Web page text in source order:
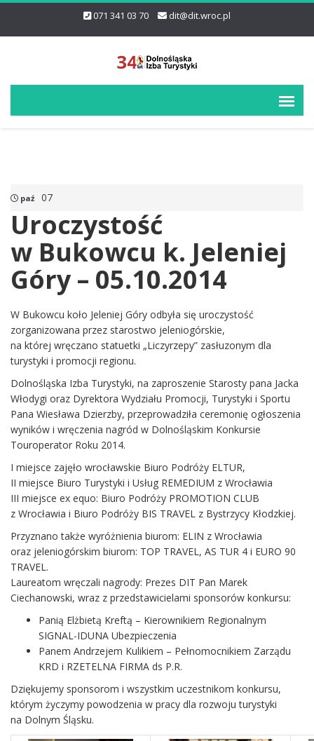
071 341 03 70 dit@dit.wroc.pl
paź 07
Uroczystość
w Bukowcu k. Jeleniej
Góry – 05.10.2014
W Bukowcu koło Jeleniej Góry odbyła się uroczystość
zorganizowana przez starostwo jeleniogórskie,
na której wręczano statuetki „Liczyrzepy” zasłuzonym dla
turystyki i promocji regionu.
Dolnośląska Izba Turystyki, na zaproszenie Starosty pana Jacka
Włodygi oraz Dyrektora Wydziału Promocji, Turystyki i Sportu
Pana Wiesława Dzierzby, przeprowadziła ceremonię ogłoszenia
wyników i wręczenia nagród w Dolnośląskim Konkursie
Touroperator Roku 2014.
I miejsce zajęło wrocławskie Biuro Podróży ELTUR,
II miejsce Biuro Turystyki i Usług REMEDIUM z Wrocławia
III miejsce ex equo: Biuro Podróży PROMOTION CLUB
z Wrocławia i Biuro Podróży BIS TRAVEL z Bystrzycy Kłodzkiej.
Przyznano także wyróżnienia biurom: ELIN z Wrocławia
oraz jeleniogórskim biurom: TOP TRAVEL, AS TUR 4 i EURO 90
TRAVEL.
Laureatom wręczali nagrody: Prezes DIT Pan Marek
Ciechanowski, wraz z przedstawicielami sponsorów konkursu:
Panią Elżbietą Kreftą – Kierownikiem Regionalnym
SIGNAL-IDUNA Ubezpieczenia
Panem Andrzejem Kulikiem – Pełnomocnikiem Zarządu
KRD i RZETELNA FIRMA ds P.R.
Dziękujemy sponsorom i wszystkim uczestnikom konkursu,
którym życzymy powodzenia w pracy dla rozwoju turystyki
na Dolnym Śląsku.